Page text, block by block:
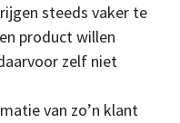
steeds vaker te
product willen
zelf niet
van zo’n klant